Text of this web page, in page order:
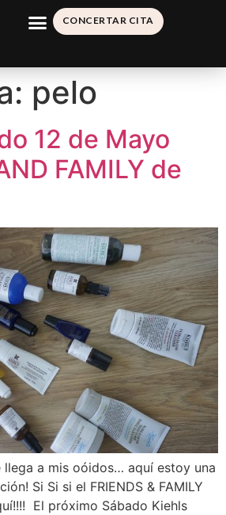
CONCERTAR CITA
pelo
12 de Mayo
FAMILY de
llega a mis oóidos… aquí estoy una
Si Si si el FRIENDS & FAMILY
El próximo Sábado Kiehls